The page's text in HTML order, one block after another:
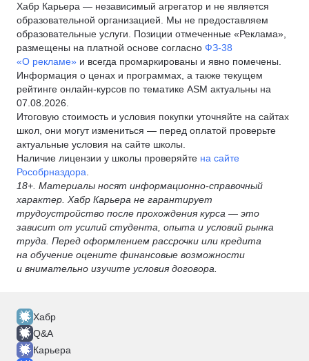
Хабр Карьера — независимый агрегатор и не является
образовательной организацией. Мы не предоставляем
образовательные услуги. Позиции отмеченные «Реклама»,
размещены на платной основе согласно ФЗ-38
«О рекламе» и всегда промаркированы и явно помечены.
Информация о ценах и программах, а также текущем
рейтинге онлайн-курсов по тематике ASM актуальны на
07.08.2026.
Итоговую стоимость и условия покупки уточняйте на сайтах
школ, они могут измениться — перед оплатой проверьте
актуальные условия на сайте школы.
Наличие лицензии у школы проверяйте на сайте
Рособрназдора
18+. Материалы носят информационно-справочный
характер. Хабр Карьера не гарантирует
трудоустройство после прохождения курса — это
зависит от усилий студента, опыта и условий рынка
труда. Перед оформлением рассрочки или кредита
на обучение оцените финансовые возможности
и внимательно изучите условия договора.
Хабр
Q&A
Карьера